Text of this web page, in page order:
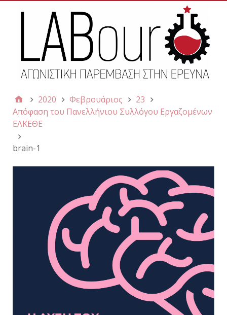
2020 Φεβρουάριος
23
Απόφαση του Πανελλήνιου Συλλόγου Εργαζομένων
ΕΛΚΕΘΕ
brain-1